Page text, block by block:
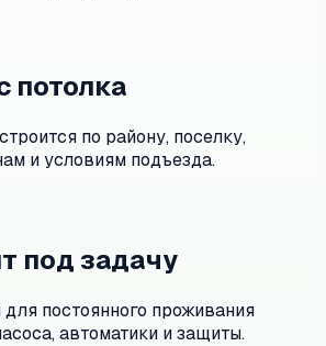
потолка
по району, поселку,
и условиям подъезда.
под задачу
постоянного проживания
автоматики и защиты.